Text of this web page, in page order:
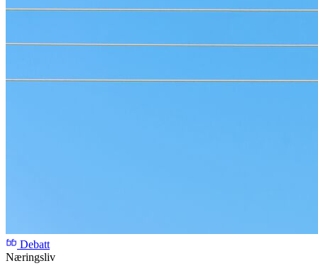
Debatt
Næringsliv